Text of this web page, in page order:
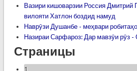
Вазири кишоварзии Россия Дмитрий
вилояти Хатлон боздид намуд
Наврӯзи Душанбе - меҳвари
Назираи Сарфароз: Дар мавзӯи рӯз -
Страницы
1